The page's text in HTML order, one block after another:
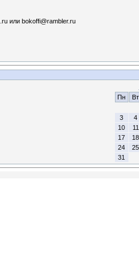
или bokoffi@rambler.ru
Пн
Вт
3
4
10
11
17
18
24
25
31